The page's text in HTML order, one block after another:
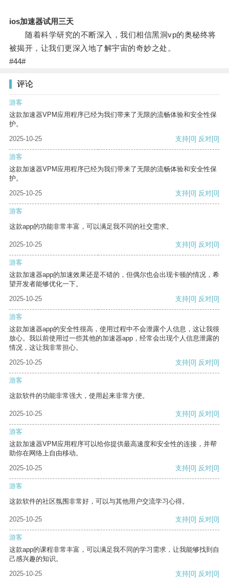
ios加速器试用三天
随着科学研究的不断深入，我们相信黑洞vp的奥秘终将
被揭开，让我们更深入地了解宇宙的奇妙之处。
#44#
评论
游客
这款加速器VPM应用程序已经为我们带来了无限的流畅体验和安全性保
护。
2025-10-25
支持[0] 反对[0]
游客
这款加速器VPM应用程序已经为我们带来了无限的流畅体验和安全性保
护。
2025-10-25
支持[0] 反对[0]
游客
这款app的功能非常丰富，可以满足我不同的社交需求。
2025-10-25 支持[0] 反对[0]
游客
这款加速器app的加速效果还是不错的，但偶尔也会出现卡顿的情况，希
望开发者能够优化一下。
2025-10-25
支持[0] 反对[0]
游客
这款加速器app的安全性很高，使用过程中不会泄露个人信息，这让我很
放心。我以前使用过一些其他的加速器app，经常会出现个人信息泄露的
情况，这让我非常担心。
2025-10-25
支持[0] 反对[0]
游客
这款软件的功能非常强大，使用起来非常方便。
2025-10-25 支持[0] 反对[0]
游客
这款加速器VPM应用程序可以给你提供最高速度和安全性的连接，并帮
助你在网络上自由移动。
2025-10-25
支持[0] 反对[0]
游客
这款软件的社区氛围非常好，可以与其他用户交流学习心得。
2025-10-25 支持[0] 反对[0]
游客
这款app的课程非常丰富，可以满足我不同的学习需求，让我能够找到自
己感兴趣的知识。
2025-10-25
支持[0] 反对[0]